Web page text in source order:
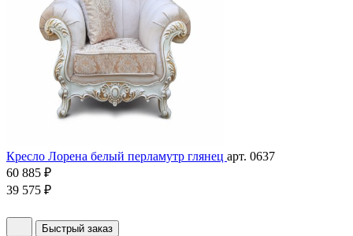
Кресло Лорена белый перламутр глянец арт. 0637
60 885 ₽
39 575 ₽
Быстрый заказ